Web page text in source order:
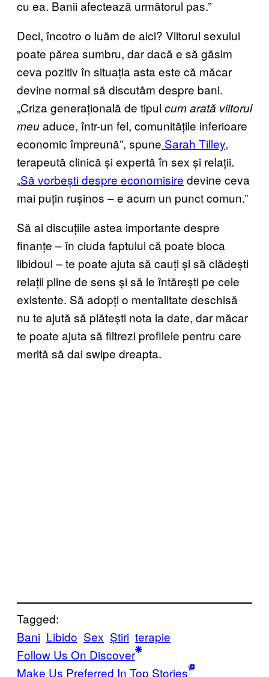
cu ea. Banii afectează următorul pas.”
Deci, încotro o luăm de aici? Viitorul sexului
poate părea sumbru, dar dacă e să găsim
ceva pozitiv în situația asta este că măcar
devine normal să discutăm despre bani.
„Criza generațională de tipul cum arată viitorul
meuaduce, într-un fel, comunitățile inferioare
economic împreună”, spune Sarah Tilley,
terapeută clinică și expertă în sex și relații.
„Să vorbești despre economisire devine ceva
mai puțin rușinos – e acum un punct comun.”
Să ai discuțiile astea importante despre
finanțe – în ciuda faptului că poate bloca
libidoul – te poate ajuta să cauți și să clădești
relații pline de sens și să le întărești pe cele
existente. Să adopți o mentalitate deschisă
nu te ajută să plătești nota la date, dar măcar
te poate ajuta să filtrezi profilele pentru care
merită să dai swipe dreapta.
Tagged:
Bani Libido Sex Știri terapie
Follow Us On Discover
Make Us Preferred In Top Stories